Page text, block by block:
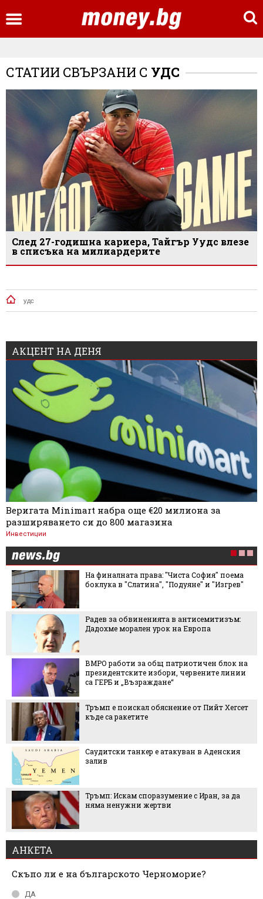
СТАТИИ СВЪРЗАНИ С УДС
След 27-годишна кариера, Тайгър Уудс влезе
в списъка на милиардерите
удс
АКЦЕНТ НА ДЕНЯ
Веригата Minimart набра още €20 милиона за
разширяването си до 800 магазина
Инвестиции
На финалната права: "Чиста София" поема
боклука в "Слатина", "Подуяне" и "Изгрев"
Радев за обвиненията в антисемитизъм:
Дадохме морален урок на Европа
ВМРО работи за общ патриотичен блок на
президентските избори, червените линии
са ГЕРБ и „Възраждане“
Тръмп е поискал обяснение от Пийт Хегсет
къде са ракетите
Саудитски танкер е атакуван в Аденския
залив
Тръмп: Искам споразумение с Иран, за да
няма ненужни жертви
АНКЕТА
Скъпо ли е на българското Черноморие?
ДА